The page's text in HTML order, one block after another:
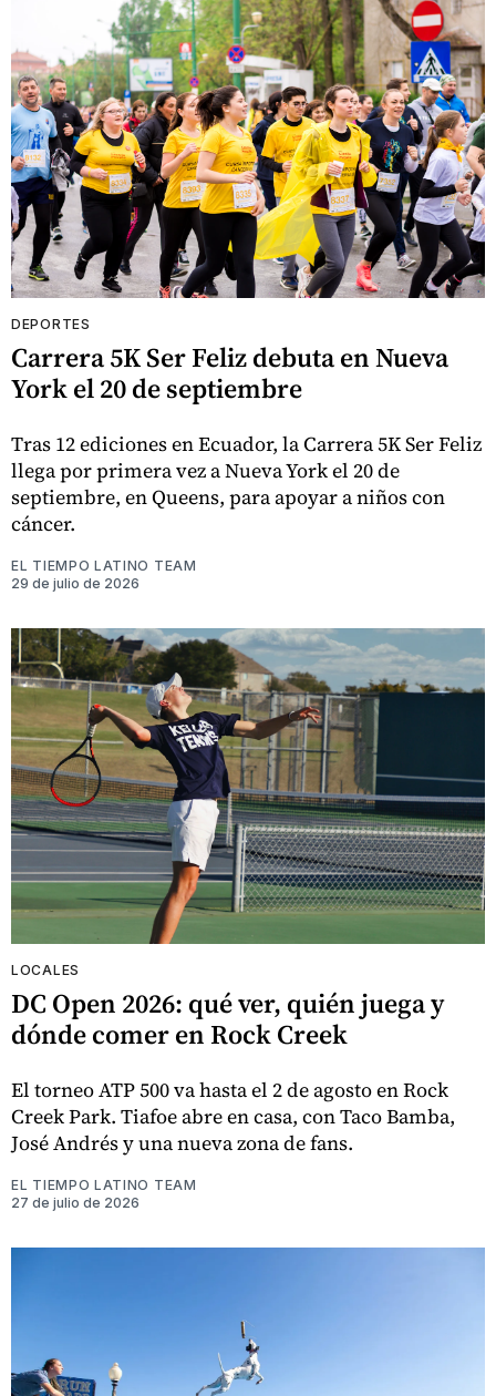
DEPORTES
Carrera 5K Ser Feliz debuta en Nueva
York el 20 de septiembre
Tras 12 ediciones en Ecuador, la Carrera 5K Ser Feliz
llega por primera vez a Nueva York el 20 de
septiembre, en Queens, para apoyar a niños con
cáncer.
EL TIEMPO LATINO TEAM
29 de julio de 2026
LOCALES
DC Open 2026: qué ver, quién juega y
dónde comer en Rock Creek
El torneo ATP 500 va hasta el 2 de agosto en Rock
Creek Park. Tiafoe abre en casa, con Taco Bamba,
José Andrés y una nueva zona de fans.
EL TIEMPO LATINO TEAM
27 de julio de 2026